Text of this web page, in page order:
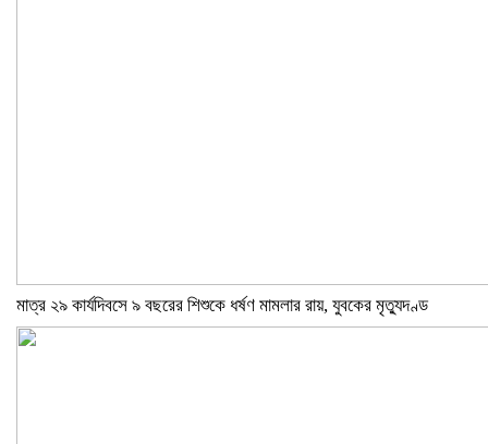
মাত্র ২৯ কার্যদিবসে ৯ বছরের শিশুকে ধর্ষণ মামলার রায়, যুবকের মৃত্যুদণ্ড